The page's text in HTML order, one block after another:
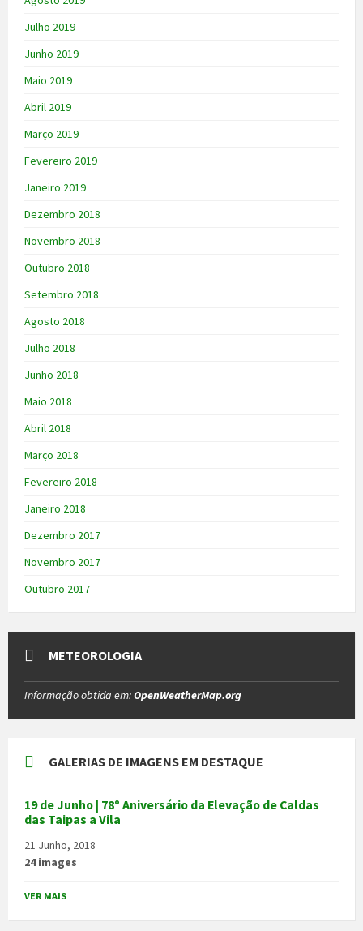
Julho 2019
Junho 2019
Maio 2019
Abril 2019
Março 2019
Fevereiro 2019
Janeiro 2019
Dezembro 2018
Novembro 2018
Outubro 2018
Setembro 2018
Agosto 2018
Julho 2018
Junho 2018
Maio 2018
Abril 2018
Março 2018
Fevereiro 2018
Janeiro 2018
Dezembro 2017
Novembro 2017
Outubro 2017
METEOROLOGIA
Informação obtida em:OpenWeatherMap.org
GALERIAS DE IMAGENS EM DESTAQUE
19 de Junho | 78º Aniversário da Elevação de Caldas
das Taipas a Vila
21 Junho, 2018
24 images
VER MAIS